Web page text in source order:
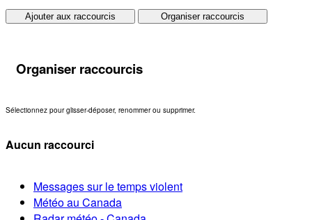
Ajouter aux raccourcis Organiser raccourcis
Organiser raccourcis
Sélectionnez pour glisser-déposer, renommer ou supprimer.
Aucun raccourci
Messages sur le temps violent
Météo au Canada